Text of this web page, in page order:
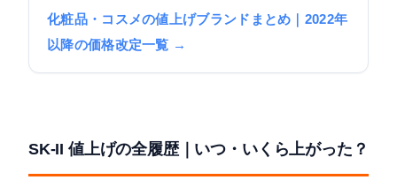
化粧品・コスメの値上げブランドまとめ｜2022年
以降の価格改定一覧 →
SK-II 値上げの全履歴｜いつ・いくら上がった？